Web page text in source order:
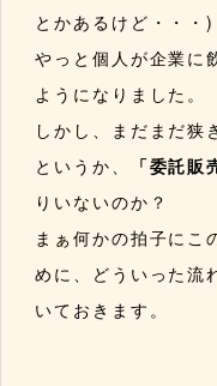
とかあるけど・・・)
やっと個人が企業に
ようになりました。
しかし、まだまだ狭
というか、
「委託販
りいないのか？
まぁ何かの拍子にこ
めに、どういった流
いておきます。